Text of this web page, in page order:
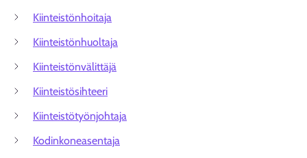
Kiinteistönhoitaja
Kiinteistönhuoltaja
Kiinteistönvälittäjä
Kiinteistösihteeri
Kiinteistötyönjohtaja
Kodinkoneasentaja